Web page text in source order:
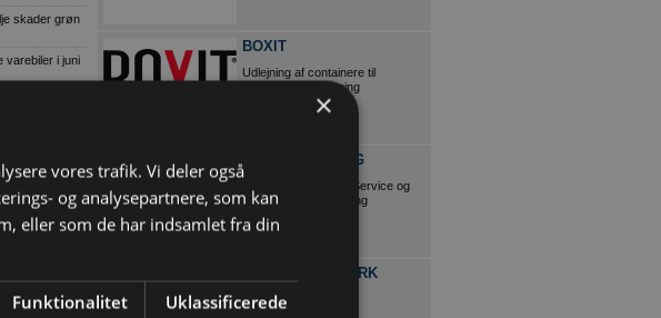
skader grøn
varebiler i juni
dit barn
i større
ved skolen
årets
BOXIT
Udlejning af containere til
opbevaring og flytning
ERS RENGØRING
Tilbyder ByggepladsService og
HåndværkerRengøring
TOYOTA DANMARK
Få en robust og loyal
samarbejdspartner
×
vores trafik. Vi deler også
og analysepartnere, som kan
eller som de har indsamlet fra din
Funktionalitet Uklassificerede